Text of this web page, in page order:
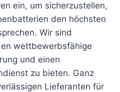
ein, um sicherzustellen,
den höchsten
Wir sind
wettbewerbsfähige
und einen
zu bieten. Ganz
Lieferanten für